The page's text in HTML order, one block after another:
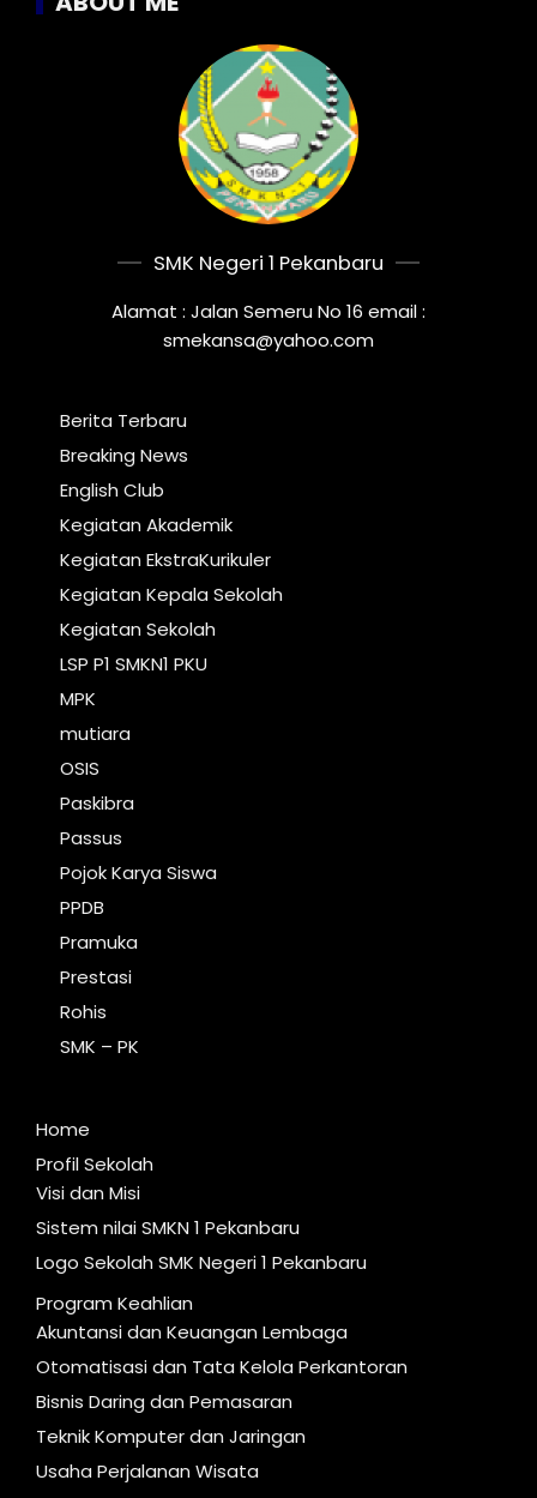
SMK Negeri 1 Pekanbaru
Alamat : Jalan Semeru No 16 email :
smekansa@yahoo.com
Berita Terbaru
Breaking News
English Club
Kegiatan Akademik
Kegiatan EkstraKurikuler
Kegiatan Kepala Sekolah
Kegiatan Sekolah
LSP P1 SMKN1 PKU
MPK
mutiara
OSIS
Paskibra
Passus
Pojok Karya Siswa
PPDB
Pramuka
Prestasi
Rohis
SMK – PK
Home
Profil Sekolah
Visi dan Misi
Sistem nilai SMKN 1 Pekanbaru
Logo Sekolah SMK Negeri 1 Pekanbaru
Program Keahlian
Akuntansi dan Keuangan Lembaga
Otomatisasi dan Tata Kelola Perkantoran
Bisnis Daring dan Pemasaran
Teknik Komputer dan Jaringan
Usaha Perjalanan Wisata